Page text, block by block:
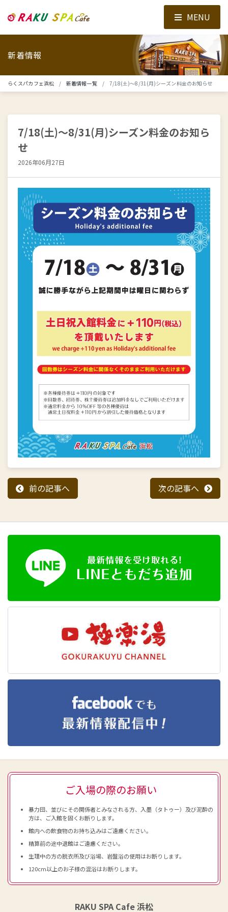
新着情報
らくスパカフェ浜松 新着情報一覧 7/18(土)～8/31(月)シーズン料金のお知らせ
7/18(土)～8/31(月)シーズン料金のお知ら
せ
2026年06月27日
前の記事へ 次の記事へ
ご入場の際のお願い
暴力団、並びにその関係者とみなされる方、入墨（タトゥー）及び泥酔の
方は、ご入館を固くお断りします。
館内への飲食物のお持ち込みはご遠慮ください。
精算前の途中退館はご遠慮ください。
生理中の方の脱衣所及び浴場、岩盤浴の使用はお断りします。
120cm以上のお子様の混浴はお断りします。
RAKU SPA Cafe 浜松
MENU